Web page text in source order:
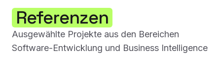
Referenzen
Ausgewählte Projekte aus den Bereichen
Software-Entwicklung und Business Intelligence